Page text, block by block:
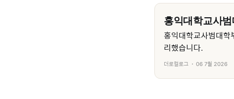
홍익대학교사
홍익대학교사범대학
리했습니다.
더로컬로그 06 7월 2026